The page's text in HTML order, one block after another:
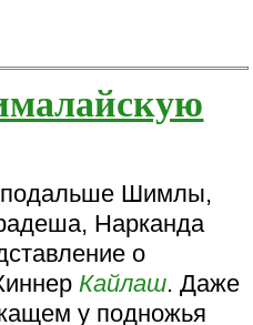
подальше Шимлы,
Нарканда
о
Кайлаш. Даже
у подножья